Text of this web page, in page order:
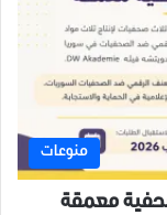
منوعات
معمقة